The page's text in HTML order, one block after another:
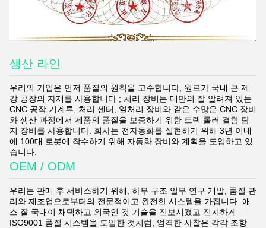
생산 라인
우리의 기업은 먼저 품질의 원칙을 고수합니다, 원료가 국내 큰 제
강 공장의 자재를 사용합니다 ; 처리 장비는 대만의 잘 알려져 있는
CNC 공작 기계류, 처리 센터, 열처리 장비와 같은 수많은 CNC 장비
와 생산 과정에서 제품의 품질을 보증하기 위한 트랙 롤러 결함 탐
지 장비를 사용합니다. 회사는 전자동화를 실현하기 위해 3년 이내
에 100대 로봇에 착수하기 위해 자동화 장비와 계획을 도입하고 있
습니다.
OEM / ODM
우리는 판매 후 서비스하기 위해, 하부 구조 일부 연구 개발, 품질 관
리와 제조업으로부터의 전문적이고 완전한 시스템을 가집니다. 애
스 잘 국내이 채택하고 외국인 것 기술을 진보시켰고 진지하게
ISO9001 품질 시스템을 도입한 것처럼, 엄격한 사찰은 각각 조항